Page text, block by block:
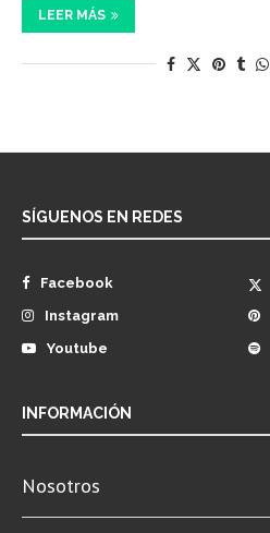
LEER MÁS
SÍGUENOS EN REDES
Facebook
Instagram
Youtube
INFORMACIÓN
Nosotros